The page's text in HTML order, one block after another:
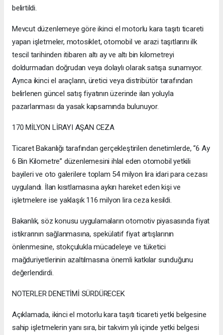
belirtildi.
Mevcut düzenlemeye göre ikinci el motorlu kara taşıtı ticareti
yapan işletmeler, motosiklet, otomobil ve arazi taşıtlarını ilk
tescil tarihinden itibaren altı ay ve altı bin kilometreyi
doldurmadan doğrudan veya dolaylı olarak satışa sunamıyor.
Ayrıca ikinci el araçların, üretici veya distribütör tarafından
belirlenen güncel satış fiyatının üzerinde ilan yoluyla
pazarlanması da yasak kapsamında bulunuyor.
170 MİLYON LİRAYI AŞAN CEZA
Ticaret Bakanlığı tarafından gerçekleştirilen denetimlerde, “6 Ay
6 Bin Kilometre” düzenlemesini ihlal eden otomobil yetkili
bayileri ve oto galerilere toplam 54 milyon lira idari para cezası
uygulandı. İlan kısıtlamasına aykırı hareket eden kişi ve
işletmelere ise yaklaşık 116 milyon lira ceza kesildi.
Bakanlık, söz konusu uygulamaların otomotiv piyasasında fiyat
istikrarının sağlanmasına, spekülatif fiyat artışlarının
önlenmesine, stokçulukla mücadeleye ve tüketici
mağduriyetlerinin azaltılmasına önemli katkılar sunduğunu
değerlendirdi.
NOTERLER DENETİMİ SÜRDÜRECEK
Açıklamada, ikinci el motorlu kara taşıtı ticareti yetki belgesine
sahip işletmelerin yanı sıra, bir takvim yılı içinde yetki belgesi